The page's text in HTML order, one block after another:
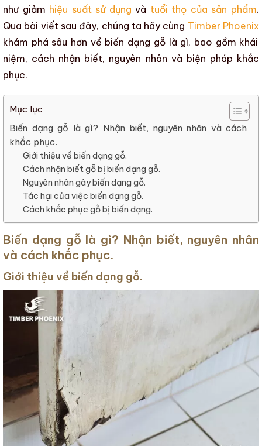
như giảm hiệu suất sử dụng và tuổi thọ của sản phẩm.
Qua bài viết sau đây, chúng ta hãy cùng Timber Phoenix
khám phá sâu hơn về biến dạng gỗ là gì, bao gồm khái
niệm, cách nhận biết, nguyên nhân và biện pháp khắc
phục.
Mục lục
Biến dạng gỗ là gì? Nhận biết, nguyên nhân và cách
khắc phục.
Giới thiệu về biến dạng gỗ.
Cách nhận biết gỗ bị biến dạng gỗ.
Nguyên nhân gây biến dạng gỗ.
Tác hại của việc biến dạng gỗ.
Cách khắc phục gỗ bị biến dạng.
Biến dạng gỗ là gì? Nhận biết, nguyên nhân
và cách khắc phục.
Giới thiệu về biến dạng gỗ.